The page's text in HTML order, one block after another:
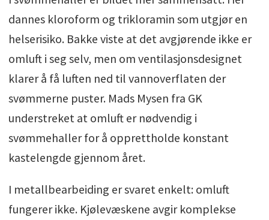
dannes kloroform og trikloramin som utgjør en
helserisiko. Bakke viste at det avgjørende ikke er
omluft i seg selv, men om ventilasjonsdesignet
klarer å få luften ned til vannoverflaten der
svømmerne puster. Mads Mysen fra GK
understreket at omluft er nødvendig i
svømmehaller for å opprettholde konstant
kastelengde gjennom året.
I metallbearbeiding er svaret enkelt: omluft
fungerer ikke. Kjølevæskene avgir komplekse